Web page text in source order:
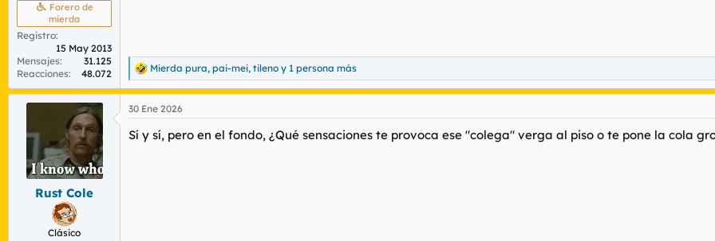
Forero de
mierda
Registro
15 May 2013
Mensajes
31.125
Reacciones
48.072
R
e
a
c
i
Mierda pura, pai-mei, tileno y 1 persona más
Rust Cole
Clásico
30 Ene 2026
Sí y sí, pero en el fondo, ¿Qué sensaciones te provoca ese "colega" verga al piso o te pone la cola